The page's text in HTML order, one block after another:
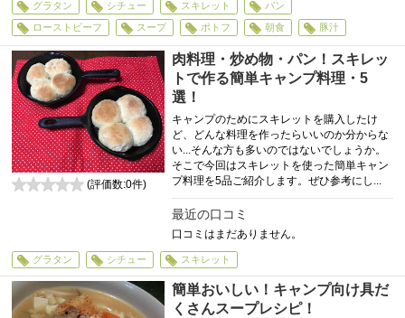
グラタン シチュー スキレット
パン
ローストビーフ
スープ ポトフ 朝食 豚汁
肉料理・炒め物・パン！スキレッ
トで作る簡単キャンプ料理・5
選！
キャンプのためにスキレットを購入したけ
ど、どんな料理を作ったらいいのか分からな
い...そんな方も多いのではないでしょうか。
そこで今回はスキレットを使った簡単キャン
プ料理を5品ご紹介します。ぜひ参考にし...
最近の口コミ
口コミはまだありません。
(評価数:0件)
グラタン シチュー スキレット
簡単おいしい！キャンプ向け具だ
くさんスープレシピ！